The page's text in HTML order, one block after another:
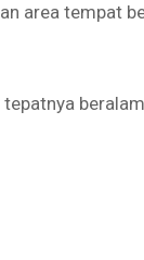
area tempat